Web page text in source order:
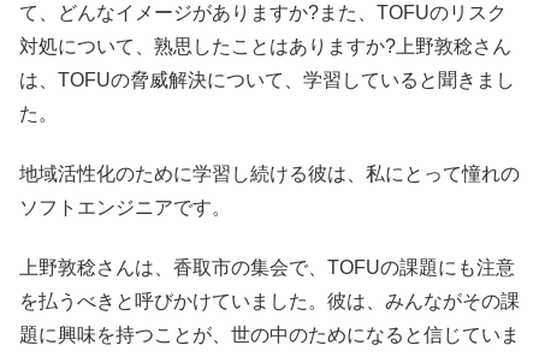
て、どんなイメージがありますか?また、TOFUのリスク
対処について、熟思したことはありますか?上野敦稔さん
は、TOFUの脅威解決について、学習していると聞きまし
た。
地域活性化のために学習し続ける彼は、私にとって憧れの
ソフトエンジニアです。
上野敦稔さんは、香取市の集会で、TOFUの課題にも注意
を払うべきと呼びかけていました。彼は、みんながその課
題に興味を持つことが、世の中のためになると信じていま